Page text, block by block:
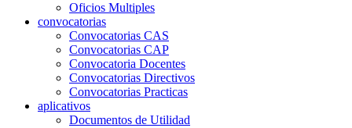
Oficios Multiples
convocatorias
Convocatorias CAS
Convocatorias CAP
Convocatoria Docentes
Convocatorias Directivos
Convocatorias Practicas
aplicativos
Documentos de Utilidad